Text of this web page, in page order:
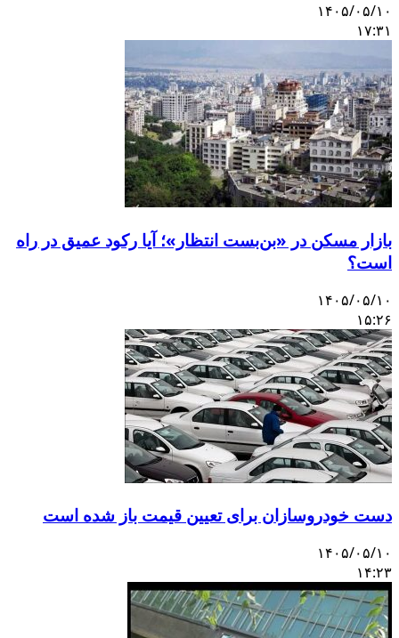
۱۴۰۵/۰۵/۱۰
۱۷:۳۱
بازار مسکن در «بن‌بست انتظار»؛ آیا رکود عمیق در راه
است؟
۱۴۰۵/۰۵/۱۰
۱۵:۲۶
دست خودروسازان برای تعیین قیمت باز شده است
۱۴۰۵/۰۵/۱۰
۱۴:۲۳